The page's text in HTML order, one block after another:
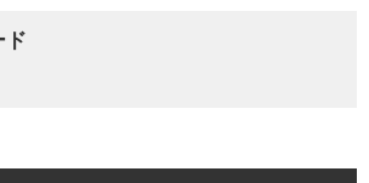
ド